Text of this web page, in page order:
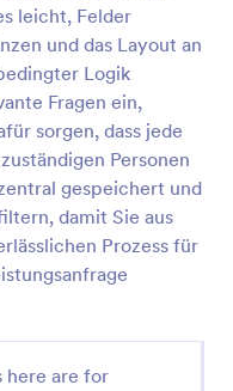
leicht, Felder
und das Layout an
Logik
Fragen ein,
sorgen, dass jede
Personen
gespeichert und
damit Sie aus
Prozess für
here are for
Status und
dem Baustellen-
sammeln Sie Daten
zentral in